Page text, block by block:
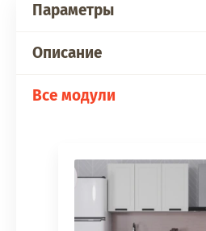
Параметры
Описание
Все модули